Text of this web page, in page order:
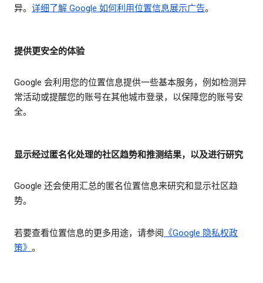
异。 详细了解 Google 如何利用位置信息展示广告。
提供更安全的体验
Google 会利用您的位置信息提供一些基本服务，例如检测异
常活动或提醒您的账号在其他城市登录，以保障您的账号安
全。
显示经过匿名化处理的社区趋势和推测结果，以及进行研究
Google 还会使用汇总的匿名位置信息来研究和显示社区趋
势。
若要查看位置信息的更多用途，请参阅 《Google 隐私权政
策》 。